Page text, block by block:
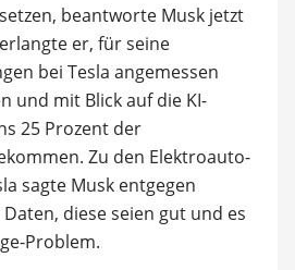
beantworte Musk jetzt
er, für seine
bei Tesla angemessen
und mit Blick auf die KI-
25 Prozent der
Zu den Elektroauto-
sagte Musk entgegen
diese seien gut und es
Problem.